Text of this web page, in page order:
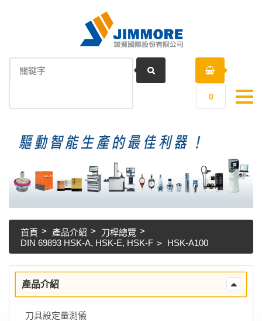
0
首頁 產品介紹
刀桿總覽
DIN 69893 HSK-A, HSK-E, HSK-F
HSK-A100
產品介紹
刀具設定量測儀